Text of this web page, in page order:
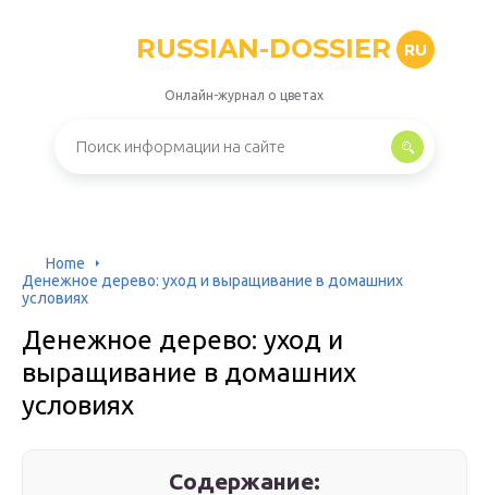
RUSSIAN-DOSSIER RU
Онлайн-журнал о цветах
Home
Денежное дерево: уход и выращивание в домашних
условиях
Денежное дерево: уход и
выращивание в домашних
условиях
Содержание: